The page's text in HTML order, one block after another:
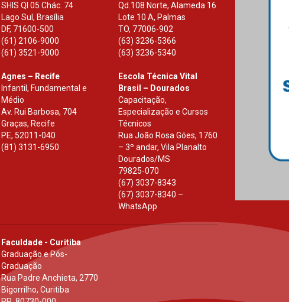
SHIS Ql 05 Chác. 74
Lago Sul, Brasília
DF, 71600-500
(61) 2106-9000
(61) 3521-9000
Qd.108 Norte, Alameda 16
Lote 10 A, Palmas
TO, 77006-902
(63) 3236-5366
(63) 3236-5340
Agnes – Recife
Infantil, Fundamental e
Médio
Av. Rui Barbosa, 704
Graças, Recife
PE, 52011-040
(81) 3131-6950
Escola Técnica Vital
Brasil – Dourados
Capacitação,
Especialização e Cursos
Técnicos
Rua João Rosa Góes, 1760
– 3º andar, Vila Planalto
Dourados/MS
79825-070
(67) 3037-8343
(67) 3037-8340 –
WhatsApp
Faculdade - Curitiba
Graduação e Pós-
Graduação
Rua Padre Anchieta, 2770
Bigorrilho, Curitiba